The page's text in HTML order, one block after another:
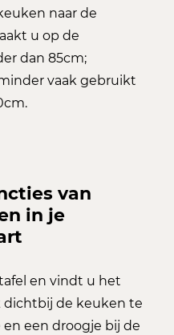
naar de
u op de
dan 85cm;
vaak gebruikt
van
in je
en vindt u het
dichtbij de keuken te
een droogje bij de